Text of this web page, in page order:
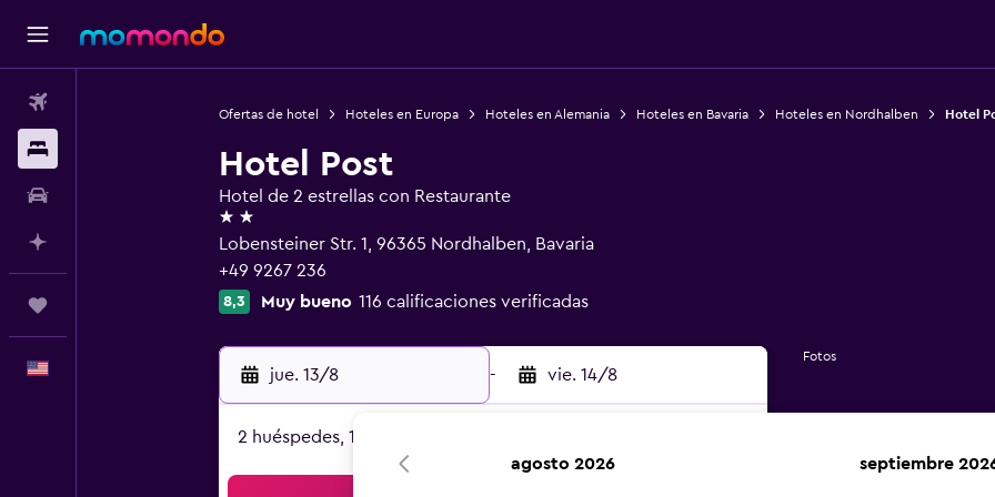
Ofertas de hotel Hoteles en Europa Hoteles en Alemania Hoteles en Bavaria Hoteles en Nordhalben Hotel
Hotel Post
Hotel de 2 estrellas con Restaurante
2 estrellas
Lobensteiner Str. 1, 96365 Nordhalben, Bavaria
+49 9267 236
8,3 Muy bueno 116 calificaciones verificadas
jue. 13/8 - vie. 14/8
2 huéspedes, 1 habitación
Fotos
agosto 2026 septiembre